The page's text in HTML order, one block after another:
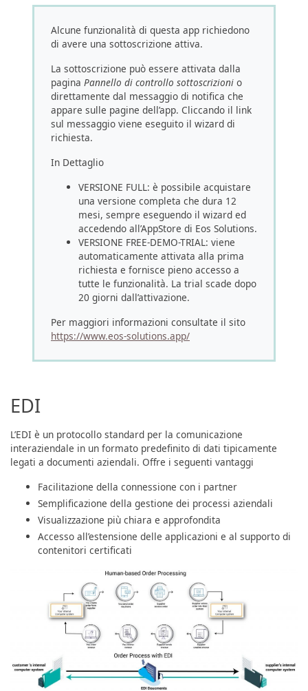
Alcune funzionalità di questa app richiedono
di avere una sottoscrizione attiva.
La sottoscrizione può essere attivata dalla
pagina Pannello di controllo sottoscrizioni o
direttamente dal messaggio di notifica che
appare sulle pagine dell’app. Cliccando il link
sul messaggio viene eseguito il wizard di
richiesta.
In Dettaglio
VERSIONE FULL: è possibile acquistare
una versione completa che dura 12
mesi, sempre eseguendo il wizard ed
accedendo all’AppStore di Eos Solutions.
VERSIONE FREE-DEMO-TRIAL: viene
automaticamente attivata alla prima
richiesta e fornisce pieno accesso a
tutte le funzionalità. La trial scade dopo
20 giorni dall’attivazione.
Per maggiori informazioni consultate il sito
https://www.eos-solutions.app/
EDI
L’EDI è un protocollo standard per la comunicazione
interaziendale in un formato predefinito di dati tipicamente
legati a documenti aziendali. Offre i seguenti vantaggi
Facilitazione della connessione con i partner
Semplificazione della gestione dei processi aziendali
Visualizzazione più chiara e approfondita
Accesso all’estensione delle applicazioni e al supporto di
contenitori certificati